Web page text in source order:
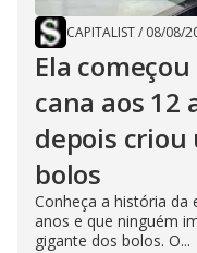
CAPITALIST/ 08/08/
Ela
cana aos 12
depois
bolos
Conheça a história da
anos e que ninguém
gigante dos bolos. O...